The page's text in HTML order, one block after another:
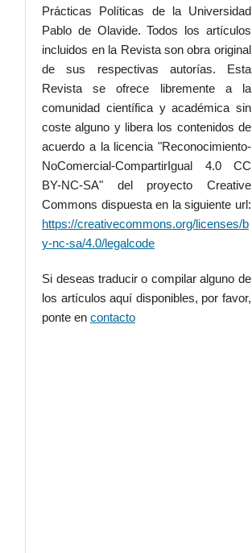
Prácticas Políticas de la Universidad
Pablo de Olavide. Todos los artículos
incluidos en la Revista son obra original
de sus respectivas autorías. Esta
Revista se ofrece libremente a la
comunidad científica y académica sin
coste alguno y libera los contenidos de
acuerdo a la licencia "Reconocimiento-
NoComercial-CompartirIgual 4.0 CC
BY-NC-SA" del proyecto Creative
Commons dispuesta en la siguiente url:
https://creativecommons.org/licenses/b
y-nc-sa/4.0/legalcode
Si deseas traducir o compilar alguno de
los artículos aquí disponibles, por favor,
ponte encontacto